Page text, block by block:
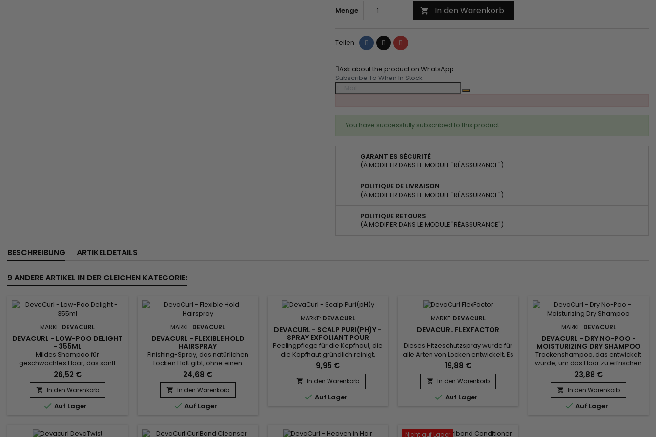
Menge
 In den Warenkorb
Teilen Teilen Tweet Pinterest
Ask about the product on WhatsApp
Subscribe To When In Stock
You have successfully subscribed to this product
GARANTIES SÉCURITÉ
(À MODIFIER DANS LE MODULE "RÉASSURANCE")
POLITIQUE DE LIVRAISON
(À MODIFIER DANS LE MODULE "RÉASSURANCE")
POLITIQUE RETOURS
(À MODIFIER DANS LE MODULE "RÉASSURANCE")
BESCHREIBUNG ARTIKELDETAILS
9 ANDERE ARTIKEL IN DER GLEICHEN KATEGORIE:
MARKE: DEVACURL
DEVACURL - LOW-POO DELIGHT
- 355ML
Mildes Shampoo für
geschwächtes Haar, das sanft
Unreinheiten und Rückstände
reinigt, ohne das Haar zu
entfärben. DevaCurl Low-Poo
Delight enthält Reisproteine und
stärkt und revitalisiert das Haar,
verbessert. Es bekämpft Frizz und
26,52 €
 In den Warenkorb
 Auf Lager
MARKE: DEVACURL
DEVACURL - FLEXIBLE HOLD
HAIRSPRAY
Finishing-Spray, das natürlichen
Locken Halt gibt, ohne einen
Pappmaché- oder starren Effekt
zu haben.&nbsp; Es kontrolliert
krauses Haar und versorgt es mit
tiefer Feuchtigkeit.&nbsp; Es
verbessert die Textur und definiert
Aussehen zu verleihen.
24,68 €
 In den Warenkorb
 Auf Lager
MARKE: DEVACURL
DEVACURL - SCALP PURI(PH)Y -
SPRAY EXFOLIANT POUR
CHEVEUX
Peelingpflege für die Kopfhaut, die
die Kopfhaut gründlich reinigt,
abgestorbene Hautzellen,
Rückstände von
Haarpflegeprodukten und
Unreinheiten entfernt.&nbsp;
DevaCurl Scalp Puri(pH)y regt die
beugt Haarbruch vor.&nbsp; Dank
9,95 €
 In den Warenkorb
 Auf Lager
MARKE: DEVACURL
DEVACURL FLEXFACTOR
Dieses Hitzeschutzspray wurde für
alle Arten von Locken entwickelt. Es
bietet unübertroffenen Schutz vor
Hitze bis zu 450°C und UV-Strahlen
und reduziert gleichzeitig
Haarbruch um 55%.&nbsp; Dank
des Curl Memory Complex stellt es
täglichen Belastungen.&nbsp;...
19,88 €
 In den Warenkorb
 Auf Lager
MARKE: DEVACURL
DEVACURL - DRY NO-POO -
MOISTURIZING DRY SHAMPOO
Trockenshampoo, das entwickelt
wurde, um das Haar zu erfrischen
und zu reinigen, wenn es nicht
möglich ist, ein komplettes
Shampoo zu verwenden.&nbsp;
Wirkt innerhalb weniger
Augenblicke, entfernt
23,88 €
 In den Warenkorb
 Auf Lager
Nicht auf Lager